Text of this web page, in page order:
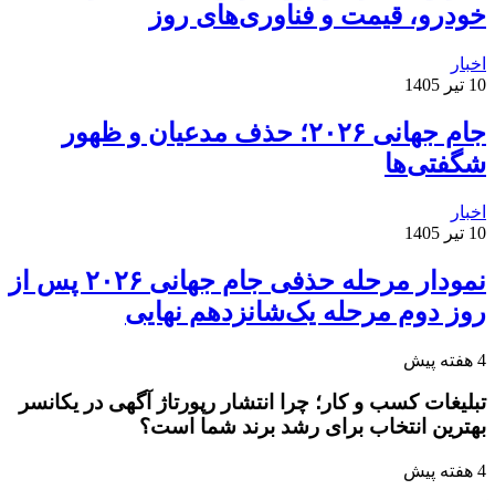
خودرو، قیمت و فناوری‌های روز
اخبار
10 تیر 1405
جام جهانی ۲۰۲۶؛ حذف مدعیان و ظهور
شگفتی‌ها
اخبار
10 تیر 1405
نمودار مرحله حذفی جام جهانی ۲۰۲۶ پس از
روز دوم مرحله یک‌شانزدهم نهایی
4 هفته پیش
تبلیغات کسب و کار؛ چرا انتشار رپورتاژ آگهی در یکانسر
بهترین انتخاب برای رشد برند شما است؟
4 هفته پیش